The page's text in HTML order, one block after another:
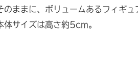
のままに、ボリュームあるフィギュ
体サイズは高さ約5cm。